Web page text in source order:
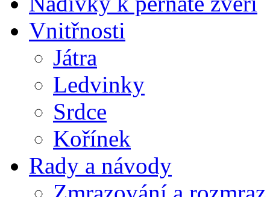
Vnitřnosti
Játra
Ledvinky
Srdce
Kořínek
Rady a návody